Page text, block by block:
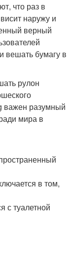
что раз в
наружу и
верный
вешать бумагу в
рулон
важен разумный
мира в
в том,
с туалетной